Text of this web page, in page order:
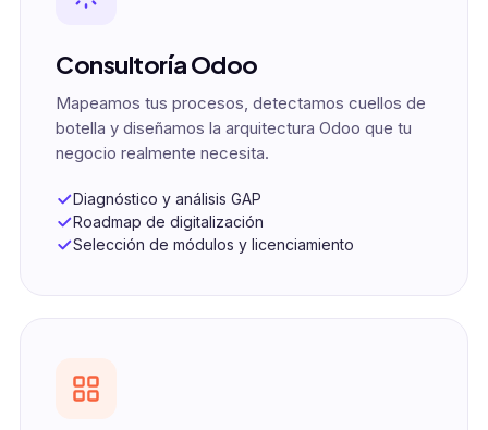
Consultoría Odoo
Mapeamos tus procesos, detectamos cuellos de
botella y diseñamos la arquitectura Odoo que tu
negocio realmente necesita.
Diagnóstico y análisis GAP
Roadmap de digitalización
Selección de módulos y licenciamiento